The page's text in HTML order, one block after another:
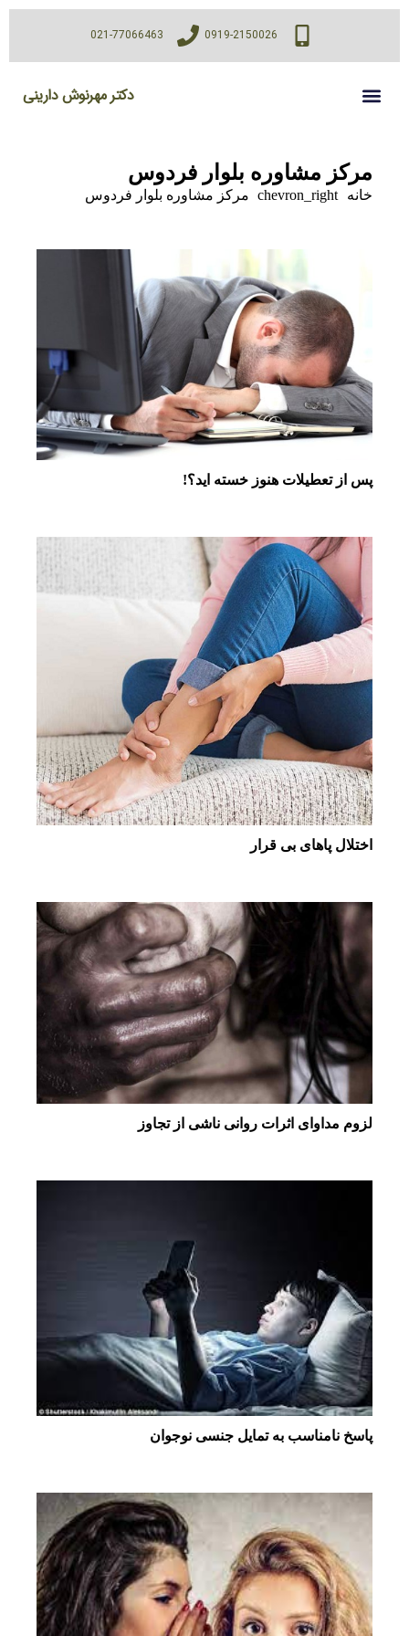
0919-2150026
021-77066463
دکتر مهرنوش دارینی
مرکز مشاوره بلوار فردوس
chevron_right مرکز مشاوره بلوار فردوس
پس از تعطیلات هنوز خسته اید؟!
اختلال پاهای بی قرار
لزوم مداوای اثرات روانی ناشی از تجاوز
پاسخ نامناسب به تمایل جنسی نوجوان